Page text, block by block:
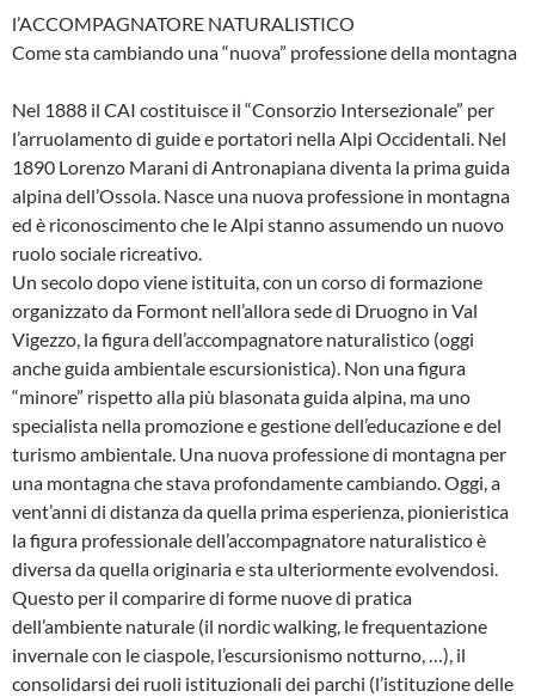
l’ACCOMPAGNATORE NATURALISTICO
Come sta cambiando una “nuova” professione della montagna
Nel 1888 il CAI costituisce il “Consorzio Intersezionale” per
l’arruolamento di guide e portatori nella Alpi Occidentali. Nel
1890 Lorenzo Marani di Antronapiana diventa la prima guida
alpina dell’Ossola. Nasce una nuova professione in montagna
ed è riconoscimento che le Alpi stanno assumendo un nuovo
ruolo sociale ricreativo.
Un secolo dopo viene istituita, con un corso di formazione
organizzato da Formont nell’allora sede di Druogno in Val
Vigezzo, la figura dell’accompagnatore naturalistico (oggi
anche guida ambientale escursionistica). Non una figura
“minore” rispetto alla più blasonata guida alpina, ma uno
specialista nella promozione e gestione dell’educazione e del
turismo ambientale. Una nuova professione di montagna per
una montagna che stava profondamente cambiando. Oggi, a
vent’anni di distanza da quella prima esperienza, pionieristica
la figura professionale dell’accompagnatore naturalistico è
diversa da quella originaria e sta ulteriormente evolvendosi.
Questo per il comparire di forme nuove di pratica
dell’ambiente naturale (il nordic walking, le frequentazione
invernale con le ciaspole, l’escursionismo notturno, …), il
consolidarsi dei ruoli istituzionali dei parchi (l’istituzione delle